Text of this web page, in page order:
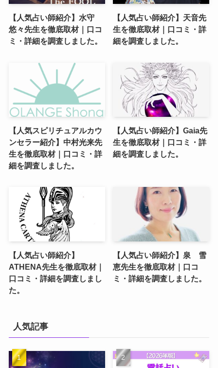
【人気占い師紹介】水守
悠々先生を徹底取材｜口コ
ミ・詳細を調査しました。
【人気占い師紹介】天音先
生を徹底取材｜口コミ・詳
細を調査しました。
【人気スピリチュアルカウ
ンセラー紹介】中村光来先
生を徹底取材｜口コミ・詳
細を調査しました。
【人気占い師紹介】Gaia先
生を徹底取材｜口コミ・詳
細を調査しました。
【人気占い師紹介】
ATHENA先生を徹底取材｜
口コミ・詳細を調査しまし
た。
【人気占い師紹介】泉 雪
恵先生を徹底取材｜口コ
ミ・詳細を調査しました。
人気記事